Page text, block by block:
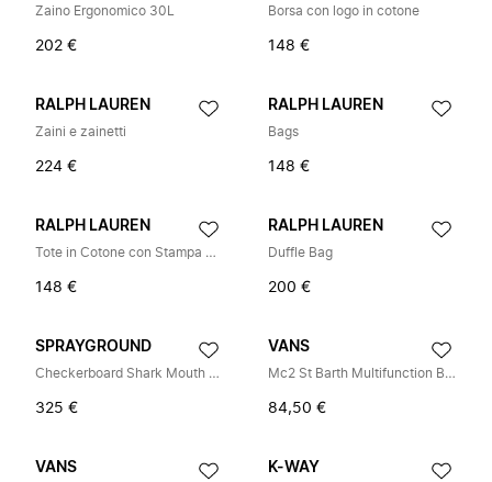
Zaino Ergonomico 30L
202 €
Borsa con logo in cotone
148 €
RALPH LAUREN
Zaini e zainetti
224 €
RALPH LAUREN
Bags
148 €
RALPH LAUREN
Tote in Cotone con Stampa Orsetto
148 €
RALPH LAUREN
Duffle Bag
200 €
SPRAYGROUND
Checkerboard Shark Mouth Trolley
325 €
VANS
Mc2 St Barth Multifunction Bag
84,50 €
VANS K-WAY